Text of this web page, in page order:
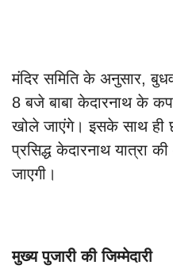
मंदिर समिति के अनुसार,
8 बजे बाबा केदारनाथ के
खोले जाएंगे। इसके साथ ही
प्रसिद्ध केदारनाथ यात्रा
जाएगी।
मुख्य पुजारी की जिम्मेदारी